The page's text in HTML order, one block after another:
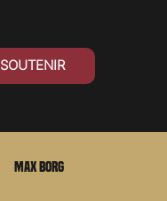
SOUTENIR
Max Borg